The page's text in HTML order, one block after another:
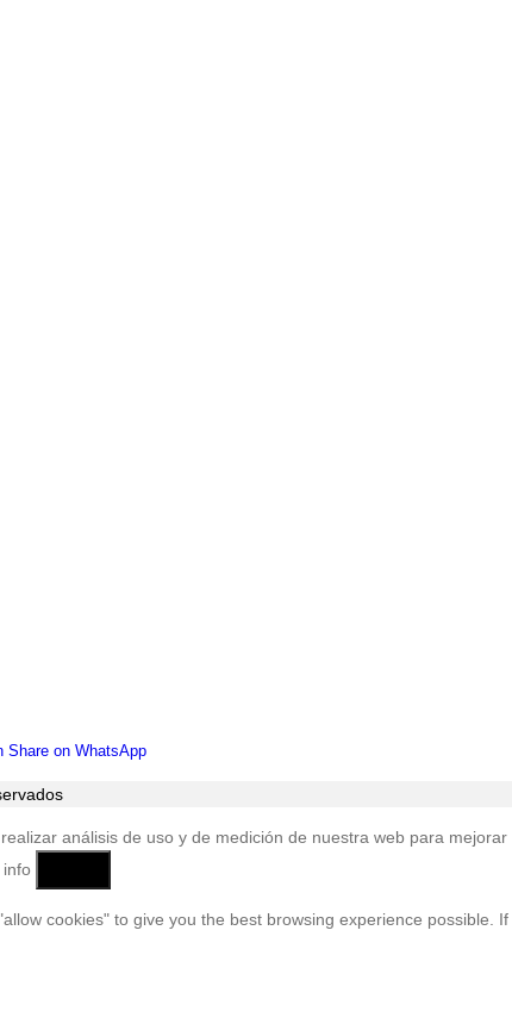
Share
LinkedIn
Share on WhatsAppShare
análisis de uso y de medición de nuestra web para
info
cookies" to give you the best browsing experience